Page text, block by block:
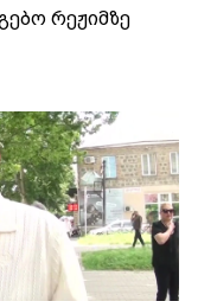
რეჟიმზე